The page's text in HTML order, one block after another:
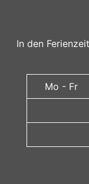
In den
Mo - Fr